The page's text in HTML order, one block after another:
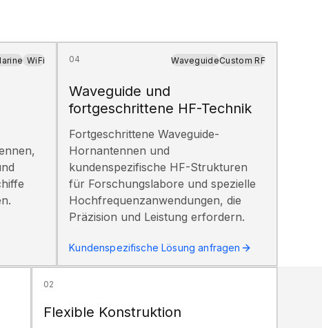
WiFi 04 WaveguideCustom RF
Waveguide und
fortgeschrittene HF-Technik
Fortgeschrittene Waveguide-
Hornantennen und
kundenspezifische HF-Strukturen
für Forschungslabore und spezielle
Hochfrequenzanwendungen, die
Präzision und Leistung erfordern.
Kundenspezifische Lösung anfragen
02
Flexible Konstruktion